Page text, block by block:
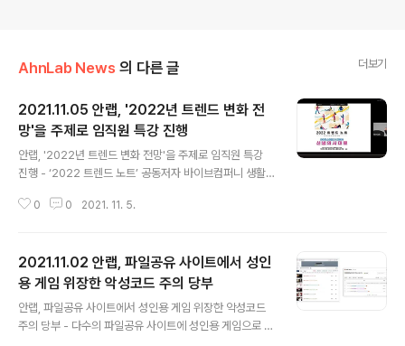
AhnLab News 의 다른 글 더보기
2021.11.05 안랩, '2022년 트렌드 변화 전
망'을 주제로 임직원 특강 진행
안랩, '2022년 트렌드 변화 전망'을 주제로 임직원 특강
진행 - ‘2022 트렌드 노트’ 공동저자 바이브컴퍼니 생활
시 안랩(대표 강석균, www.ahnlab.com )이 4일 임직원
화관측소 박현영 소장을 초청해 사내 특강을 실시했다. 이
번 강연에서 박현영 소장은 ‘2022년 트렌드 변화 전망’을
주제로 코로나19 대유행에 따른 트렌드 변화 양상을 설명
했다. 또한 소셜미디어 키워드를 분석한 데이터를 기반으
로 관심사 변화, 생활 양식 등 미래 트렌드를 전망했다. 박
0 0 2021. 11. 5.
2021.11.02 안랩, 파일공유 사이트에서 성인
용 게임 위장한 악성코드 주의 당부
안랩, 파일공유 사이트에서 성인용 게임 위장한 악성코드
주의 당부 - 다수의 파일공유 사이트에 성인용 게임으로 위